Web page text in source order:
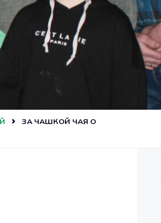
ЗА ЧАШКОЙ ЧАЯ О